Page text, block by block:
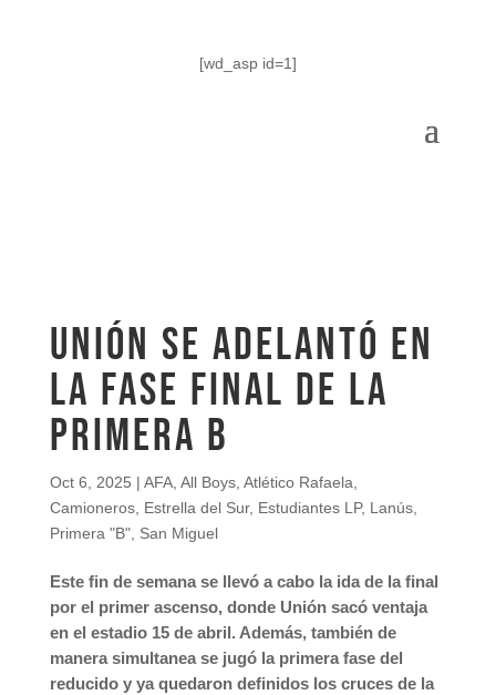
[wd_asp id=1]
UNIÓN SE ADELANTÓ EN
LA FASE FINAL DE LA
PRIMERA B
Oct 6, 2025 | AFA, All Boys, Atlético Rafaela
Camioneros, Estrella del Sur, Estudiantes LP, Lanús,
Primera "B", San Miguel
Este fin de semana se llevó a cabo la ida de la final
por el primer ascenso, donde Unión sacó ventaja
en el estadio 15 de abril. Además, también de
manera simultanea se jugó la primera fase del
reducido y ya quedaron definidos los cruces de la